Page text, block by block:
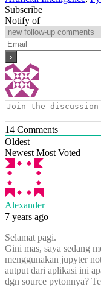
Subscribe
Notify of
14 Comments
Oldest
Newest Most Voted
Alexander
7 years ago
Selamat pagi.
Gini mas, saya sedang
menggunakan jupyter
autput dari aplikasi ini
dgn source pytonnya?